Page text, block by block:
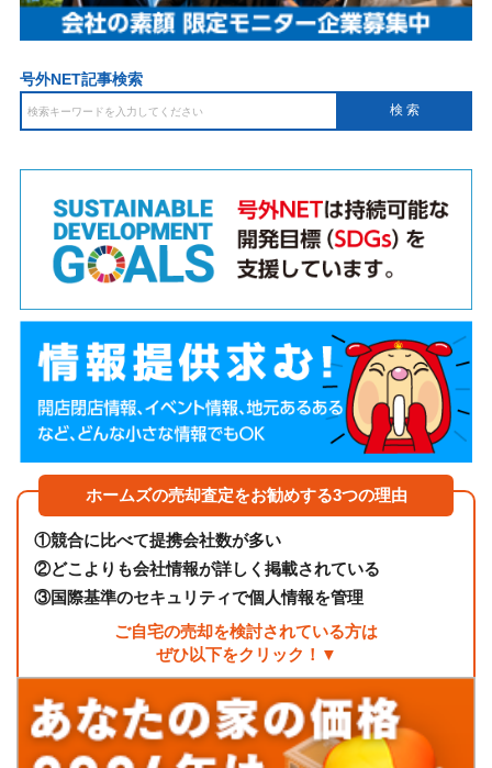
号外NET記事検索
ホームズの売却査定をお勧めする3つの理由
①競合に比べて提携会社数が多い
②どこよりも会社情報が詳しく掲載されている
③国際基準のセキュリティで個人情報を管理
ご自宅の売却を検討されている方は
ぜひ以下をクリック！▼